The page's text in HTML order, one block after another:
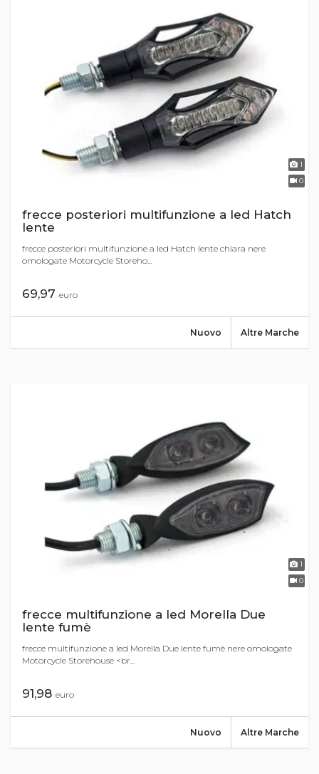
1
0
frecce posteriori multifunzione a led Hatch
lente
frecce posteriori multifunzione a led Hatch lente chiara nere
omologate Motorcycle Storeho...
69,97 euro
Altre Marche
Nuovo
1
0
frecce multifunzione a led Morella Due
lente fumè
frecce multifunzione a led Morella Due lente fumè nere omologate
Motorcycle Storehouse <br...
91,98 euro
Altre Marche
Nuovo